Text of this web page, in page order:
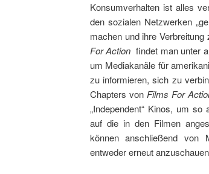
Konsumverhalten ist alles
den sozialen Netzwerken
machen und ihre
For Action findet man unter
um Mediakanäle für
zu informieren, sich zu
Chapters von Films For
„Independent“ Kinos, um
auf die in den Filmen
können anschließend von
entweder erneut